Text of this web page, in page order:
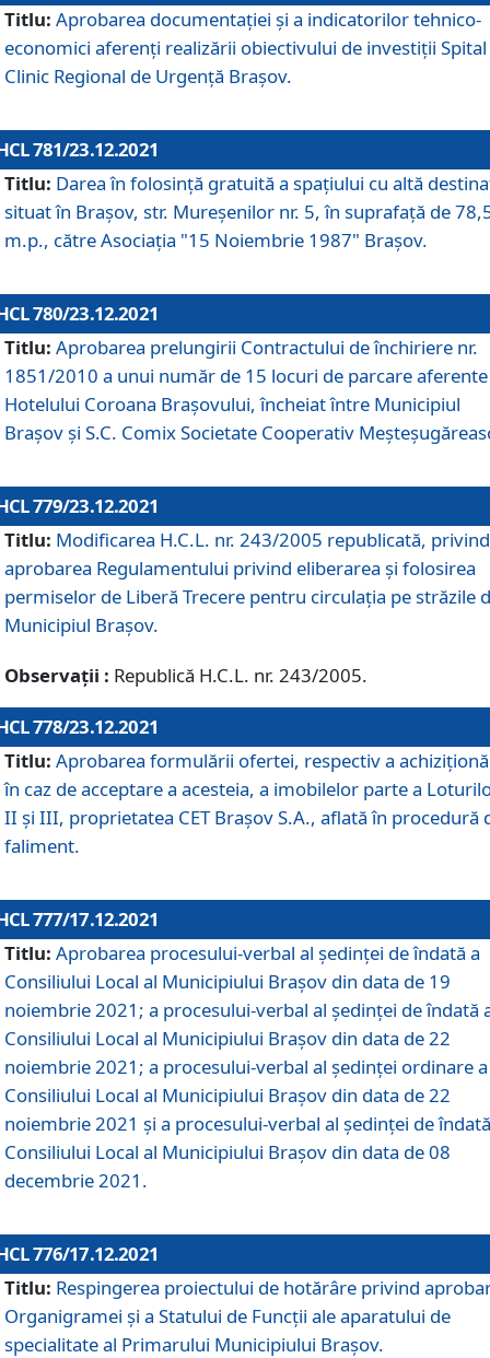
Titlu: Aprobarea documentației și a indicatorilor tehnico-
economici aferenți realizării obiectivului de investiții Spital
Clinic Regional de Urgență Brașov.
781/23.12.2021
Titlu: Darea în folosinţă gratuită a spaţiului cu altă
situat în Braşov, str. Mureşenilor nr. 5, în suprafaţă de
m.p., către Asociaţia "15 Noiembrie 1987" Braşov.
780/23.12.2021
Titlu: Aprobarea prelungirii Contractului de închiriere nr.
1851/2010 a unui număr de 15 locuri de parcare aferente
Hotelului Coroana Brașovului, încheiat între Municipiul
Braşov şi S.C. Comix Societate Cooperativ
779/23.12.2021
Titlu: Modificarea H.C.L. nr. 243/2005 republicată, privind
aprobarea Regulamentului privind eliberarea şi folosirea
permiselor de Liberă Trecere pentru circulația pe străzile
Municipiul Braşov.
Observații : Republică H.C.L. nr. 243/2005.
778/23.12.2021
Titlu: Aprobarea formulării ofertei, respectiv a
în caz de acceptare a acesteia, a imobilelor parte a
II și III, proprietatea CET Brașov S.A., aflată în procedură
faliment.
777/17.12.2021
Titlu: Aprobarea procesului-verbal al şedinţei de îndată a
Consiliului Local al Municipiului Braşov din data de 19
noiembrie 2021; a procesului-verbal al şedinţei de îndată
Consiliului Local al Municipiului Braşov din data de 22
noiembrie 2021; a procesului-verbal al şedinţei ordinare a
Consiliului Local al Municipiului Braşov din data de 22
noiembrie 2021 și a procesului-verbal al şedinţei de
Consiliului Local al Municipiului Braşov din data de 08
decembrie 2021.
776/17.12.2021
Titlu: Respingerea proiectului de hotărâre privind
Organigramei şi a Statului de Funcţii ale aparatului de
specialitate al Primarului Municipiului Braşov.